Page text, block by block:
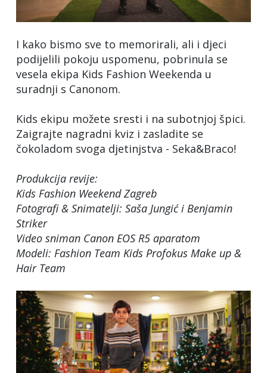
I kako bismo sve to memorirali, ali i djeci
podijelili pokoju uspomenu, pobrinula se
vesela ekipa Kids Fashion Weekenda u
suradnji s Canonom.
Kids ekipu možete sresti i na subotnjoj špici.
Zaigrajte nagradni kviz i zasladite se
čokoladom svoga djetinjstva - Seka&Braco!
Produkcija revije:
Kids Fashion Weekend Zagreb
Fotografi & Snimatelji: Saša Jungić i Benjamin
Striker
Video sniman Canon EOS R5 aparatom
Modeli: Fashion Team Kids Profokus Make up &
Hair Team